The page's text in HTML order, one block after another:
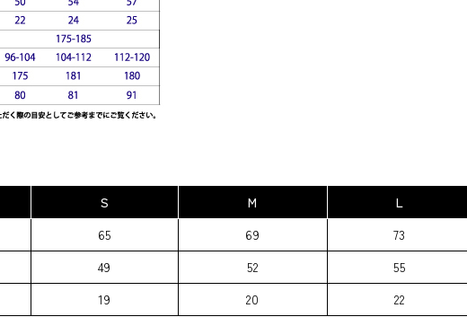
S M L
65 69 73
49 52 55
19 20 22